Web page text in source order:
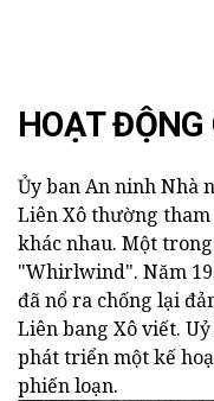
HOẠT
Ủy ban An ninh Nhà
Liên Xô thường tham
khác nhau. Một
"Whirlwind". Năm
đã nổ ra chống lại
Liên bang Xô viết.
phát triển một kế
phiến loạn.